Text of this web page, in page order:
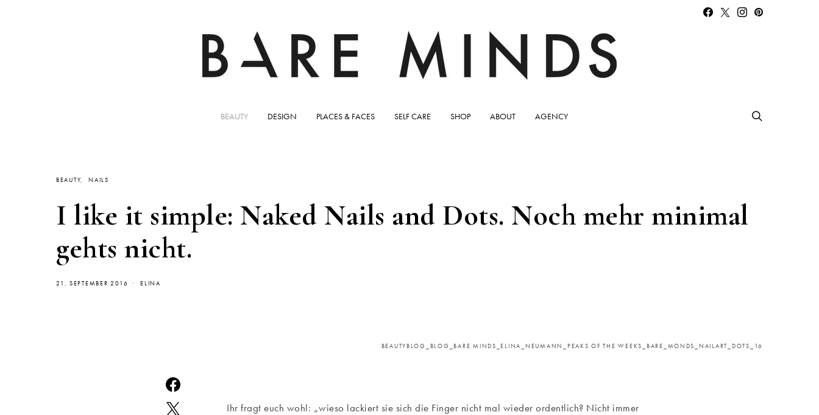
BEAUTY DESIGN PLACES & FACES SELF CARE SHOP ABOUT AGENCY
BEAUTY NAILS
I like it simple: Naked Nails and Dots. Noch mehr minimal
gehts nicht.
21. SEPTEMBER 2016 ELINA
BEAUTYBLOG_BLOG_BARE MINDS_ELINA_NEUMANN_PEAKS OF THE WEEKS_BARE_MONDS_NAILART_DOTS_16
Ihr fragt euch wohl: „wieso lackiert sie sich die Finger nicht mal wieder ordentlich? Nicht immer